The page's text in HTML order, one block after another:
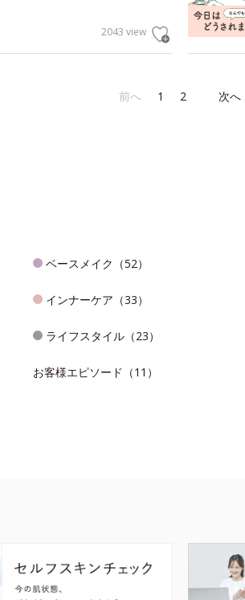
2043 view
前へ 1 2 次へ
ベースメイク（52）
インナーケア（33）
ライフスタイル（23）
お客様エピソード（11）